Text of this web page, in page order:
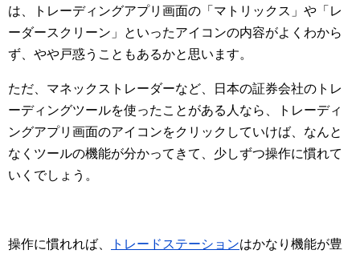
は、トレーディングアプリ画面の「マトリックス」や「レ
ーダースクリーン」といったアイコンの内容がよくわから
ず、やや戸惑うこともあるかと思います。
ただ、マネックストレーダーなど、日本の証券会社のトレ
ーディングツールを使ったことがある人なら、トレーディ
ングアプリ画面のアイコンをクリックしていけば、なんと
なくツールの機能が分かってきて、少しずつ操作に慣れて
いくでしょう。
操作に慣れれば、 トレードステーションはかなり機能が豊